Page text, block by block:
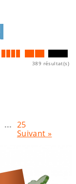
389 résultat(s)
... 25
Suivant »